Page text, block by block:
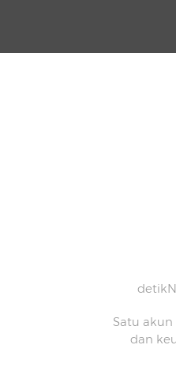
Satu akun
dan